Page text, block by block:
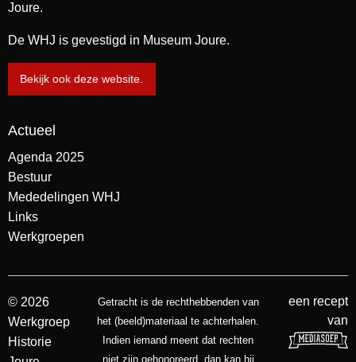
Joure.
De WHJ is gevestigd in Museum Joure.
Bekijk ook deze website.
Actueel
Agenda 2025
Bestuur
Mededelingen WHJ
Links
Werkgroepen
© 2026
Werkgroep
Historie
Getracht is de rechthebbenden van
het (beeld)materiaal te achterhalen.
Indien iemand meent dat rechten
niet zijn gehonoreerd, dan kan hij
een recept
van